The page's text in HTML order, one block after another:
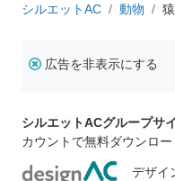
シルエットAC 動物 猿
広告を非表示にする
シルエットACグループサ
カウントで無料ダウンロー
デザイ